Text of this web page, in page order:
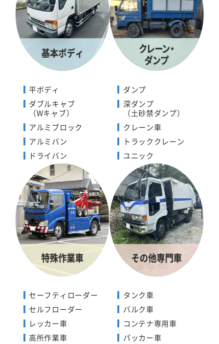
平ボディ
ダブルキャブ
（Wキャブ）
アルミブロック
アルミバン
ドライバン
ダンプ
深ダンプ
（土砂禁ダンプ）
クレーン車
トラッククレーン
ユニック
セーフティローダー
セルフローダー
レッカー車
高所作業車
タンク車
バルク車
コンテナ専用車
パッカー車